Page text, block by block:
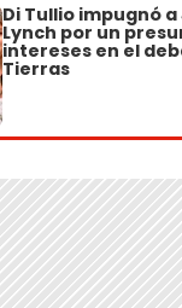
Di Tullio impugnó
Lynch por un
intereses en el
Tierras